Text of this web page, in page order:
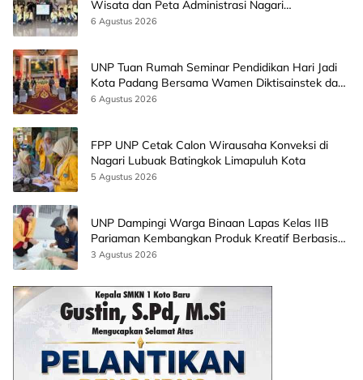
Wisata dan Peta Administrasi Nagari
Paninggahan
6 Agustus 2026
UNP Tuan Rumah Seminar Pendidikan Hari Jadi
Kota Padang Bersama Wamen Diktisainstek dan
CEO EMGS Malaysia
6 Agustus 2026
FPP UNP Cetak Calon Wirausaha Konveksi di
Nagari Lubuak Batingkok Limapuluh Kota
5 Agustus 2026
UNP Dampingi Warga Binaan Lapas Kelas IIB
Pariaman Kembangkan Produk Kreatif Berbasis
AI
3 Agustus 2026